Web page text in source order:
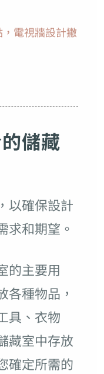
電視牆設計撇
儲藏
以確保設計
求和期望。
的主要用
各種物品，
具、衣物
藏室中存放
確定所需的